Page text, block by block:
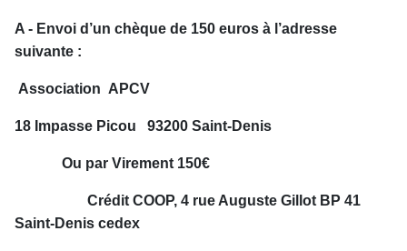
A - Envoi d’un chèque de 150 euros à l’adresse
suivante :
Association APCV
18 Impasse Picou 93200 Saint-Denis
Ou par Virement 150€
Crédit COOP, 4 rue Auguste Gillot BP 41
Saint-Denis cedex